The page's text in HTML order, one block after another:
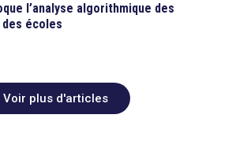
l’analyse algorithmique des
des écoles
Voir plus d'articles